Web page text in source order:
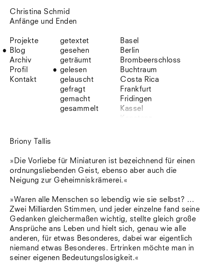
Christina Schmid
Anfänge und Enden
Projekte
Blog
Archiv
Profil
Kontakt
getextet
gesehen
geträumt
gelesen
gelauscht
gefragt
gemacht
gesammelt
Basel
Berlin
Brombeerschloss
Buchtraum
Costa Rica
Frankfurt
Fridingen
Kassel
Lio
Lissabon
NYC
Sonnenbühl
Straßburg
Stuttgart
Südtirol
Sylt
Vellexon
Venedig
Briony Tallis
»Die Vorliebe für Miniaturen ist bezeichnend für einen
ordnungsliebenden Geist, ebenso aber auch die
Neigung zur Geheimniskrämerei.«
»Waren alle Menschen so lebendig wie sie selbst? …
Zwei Milliarden Stimmen, und jeder einzelne fand seine
Gedanken gleichermaßen wichtig, stellte gleich große
Ansprüche ans Leben und hielt sich, genau wie alle
anderen, für etwas Besonderes, dabei war eigentlich
niemand etwas Besonderes. Ertrinken möchte man in
seiner eigenen Bedeutungslosigkeit.«